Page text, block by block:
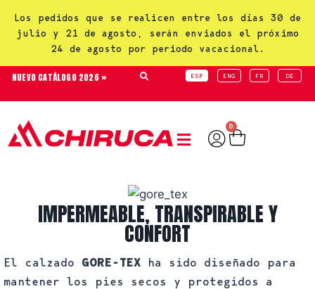
Los pedidos que se realicen entre los días 30 de
julio y 21 de agosto, serán enviados el próximo
24 de agosto por periodo vacacional.
NUEVO CATÁLOGO 2026 » ESP ENG FR DE
0
IMPERMEABLE, TRANSPIRABLE Y
CONFORT
El calzado GORE-TEX ha sido diseñado para
mantener los pies secos y protegidos a